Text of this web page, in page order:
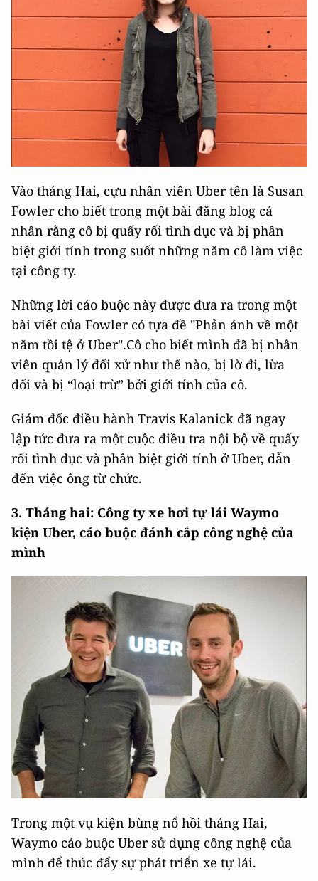
Vào tháng Hai, cựu nhân viên Uber tên là Susan
Fowler cho biết trong một bài đăng blog cá
nhân rằng cô bị quấy rối tình dục và bị phân
biệt giới tính trong suốt những năm cô làm việc
tại công ty.
Những lời cáo buộc này được đưa ra trong một
bài viết của Fowler có tựa đề "Phản ánh về một
năm tồi tệ ở Uber".Cô cho biết mình đã bị nhân
viên quản lý đối xử như thế nào, bị lờ đi, lừa
dối và bị “loại trừ” bởi giới tính của cô.
Giám đốc điều hành Travis Kalanick đã ngay
lập tức đưa ra một cuộc điều tra nội bộ về quấy
rối tình dục và phân biệt giới tính ở Uber, dẫn
đến việc ông từ chức.
3. Tháng hai: Công ty xe hơi tự lái Waymo
kiện Uber, cáo buộc đánh cắp công nghệ của
mình
Trong một vụ kiện bùng nổ hồi tháng Hai,
Waymo cáo buộc Uber sử dụng công nghệ của
mình để thúc đẩy sự phát triển xe tự lái.